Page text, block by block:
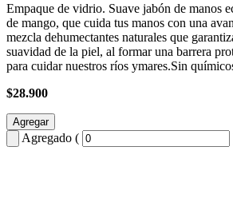
Empaque de vidrio. Suave jabón de manos
de mango, que cuida tus manos con una
mezcla dehumectantes naturales que
suavidad de la piel, al formar una barrera
para cuidar nuestros ríos ymares.Sin
$28.900
Agregar
Agregado (